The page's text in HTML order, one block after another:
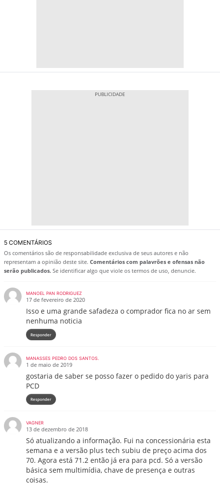
5 COMENTÁRIOS
Os comentários são de responsabilidade exclusiva de seus autores e não
representam a opinião deste site. Comentários com palavrões e ofensas não
serão publicados. Se identificar algo que viole os termos de uso, denuncie.
MANOEL PAN RODRIGUEZ
17 de fevereiro de 2020
Isso e uma grande safadeza o comprador fica no ar sem
nenhuma noticia
Responder
MANASSES PEDRO DOS SANTOS.
1 de maio de 2019
gostaria de saber se posso fazer o pedido do yaris para
PCD
Responder
VAGNER
13 de dezembro de 2018
Só atualizando a informação. Fui na concessionária esta
semana e a versão plus tech subiu de preço acima dos
70. Agora está 71.2 então já era para pcd. Só a versão
básica sem multimídia, chave de presença e outras
coisas.